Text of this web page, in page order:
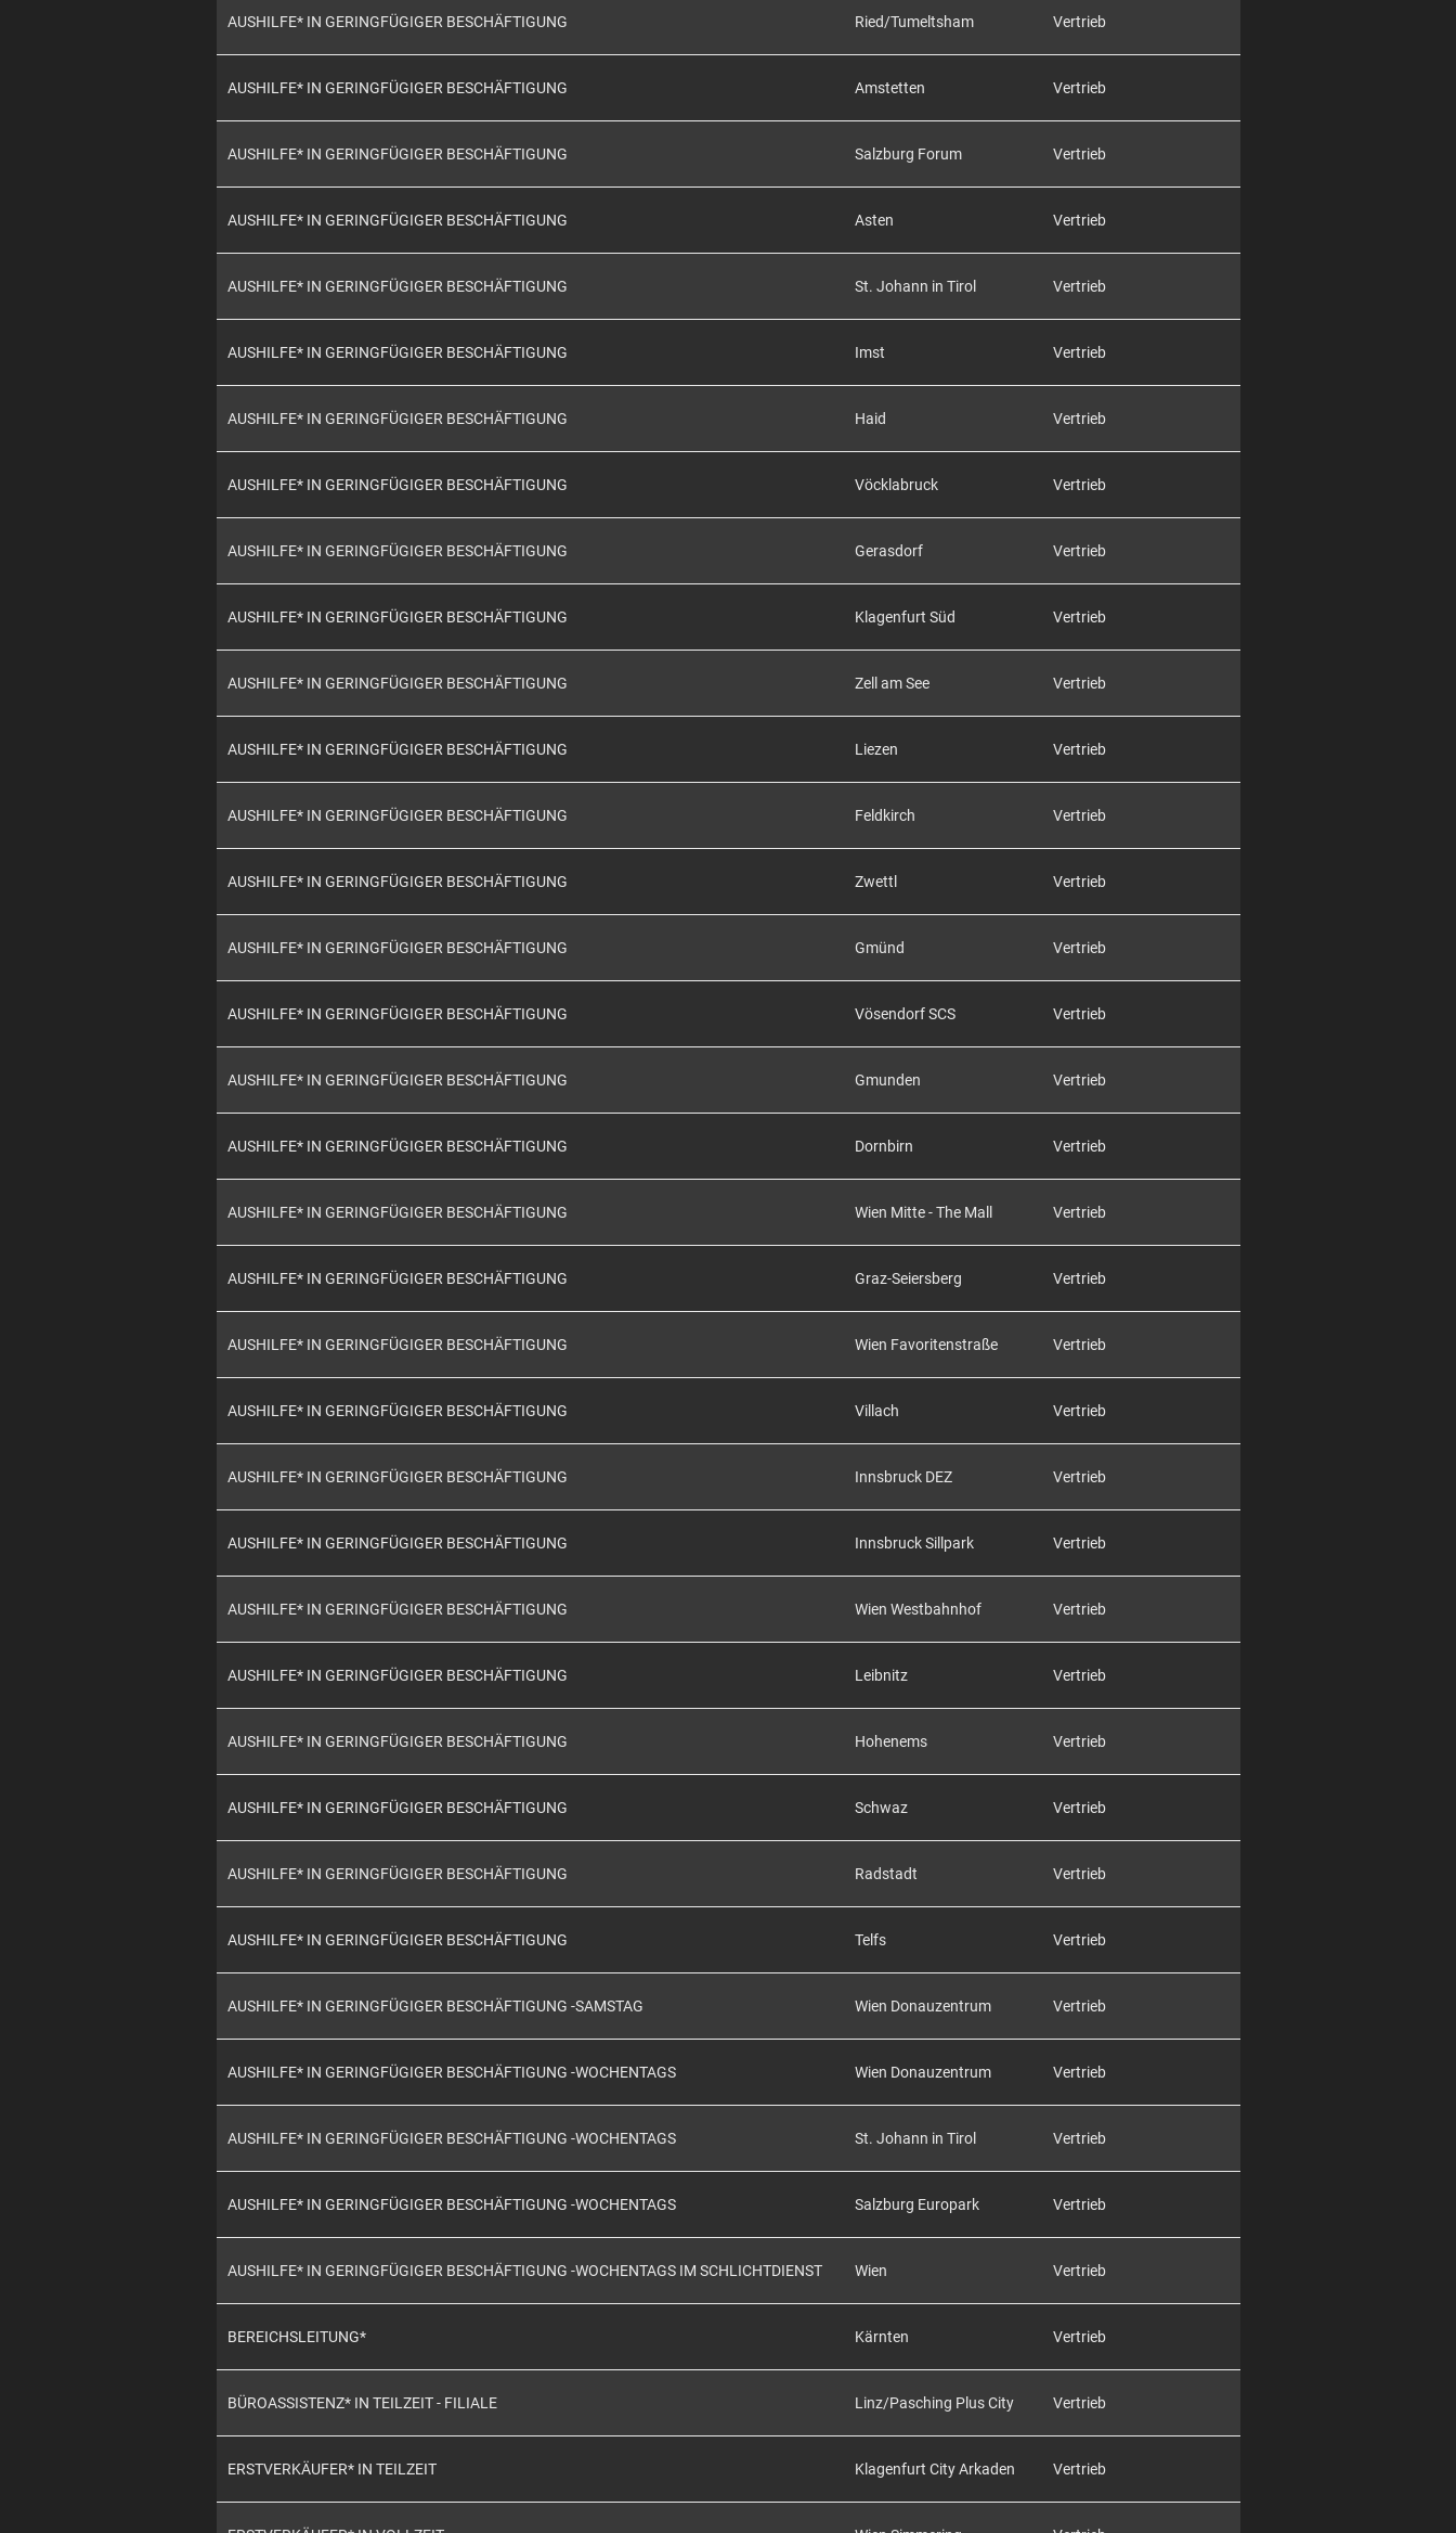
AUSHILFE* IN GERINGFÜGIGER BESCHÄFTIGUNG Ried/Tumeltsham Vertrieb
AUSHILFE* IN GERINGFÜGIGER BESCHÄFTIGUNG Amstetten Vertrieb
AUSHILFE* IN GERINGFÜGIGER BESCHÄFTIGUNG Salzburg Forum Vertrieb
AUSHILFE* IN GERINGFÜGIGER BESCHÄFTIGUNG Asten Vertrieb
AUSHILFE* IN GERINGFÜGIGER BESCHÄFTIGUNG St. Johann in Tirol Vertrieb
AUSHILFE* IN GERINGFÜGIGER BESCHÄFTIGUNG Imst Vertrieb
AUSHILFE* IN GERINGFÜGIGER BESCHÄFTIGUNG Haid Vertrieb
AUSHILFE* IN GERINGFÜGIGER BESCHÄFTIGUNG Vöcklabruck Vertrieb
AUSHILFE* IN GERINGFÜGIGER BESCHÄFTIGUNG Gerasdorf Vertrieb
AUSHILFE* IN GERINGFÜGIGER BESCHÄFTIGUNG Klagenfurt Süd Vertrieb
AUSHILFE* IN GERINGFÜGIGER BESCHÄFTIGUNG Zell am See Vertrieb
AUSHILFE* IN GERINGFÜGIGER BESCHÄFTIGUNG Liezen Vertrieb
AUSHILFE* IN GERINGFÜGIGER BESCHÄFTIGUNG Feldkirch Vertrieb
AUSHILFE* IN GERINGFÜGIGER BESCHÄFTIGUNG Zwettl Vertrieb
AUSHILFE* IN GERINGFÜGIGER BESCHÄFTIGUNG Gmünd Vertrieb
AUSHILFE* IN GERINGFÜGIGER BESCHÄFTIGUNG Vösendorf SCS Vertrieb
AUSHILFE* IN GERINGFÜGIGER BESCHÄFTIGUNG Gmunden Vertrieb
AUSHILFE* IN GERINGFÜGIGER BESCHÄFTIGUNG Dornbirn Vertrieb
AUSHILFE* IN GERINGFÜGIGER BESCHÄFTIGUNG Wien Mitte - The Mall Vertrieb
AUSHILFE* IN GERINGFÜGIGER BESCHÄFTIGUNG Graz-Seiersberg Vertrieb
AUSHILFE* IN GERINGFÜGIGER BESCHÄFTIGUNG Wien Favoritenstraße Vertrieb
AUSHILFE* IN GERINGFÜGIGER BESCHÄFTIGUNG Villach Vertrieb
AUSHILFE* IN GERINGFÜGIGER BESCHÄFTIGUNG Innsbruck DEZ Vertrieb
AUSHILFE* IN GERINGFÜGIGER BESCHÄFTIGUNG Innsbruck Sillpark Vertrieb
AUSHILFE* IN GERINGFÜGIGER BESCHÄFTIGUNG Wien Westbahnhof Vertrieb
AUSHILFE* IN GERINGFÜGIGER BESCHÄFTIGUNG Leibnitz Vertrieb
AUSHILFE* IN GERINGFÜGIGER BESCHÄFTIGUNG Hohenems Vertrieb
AUSHILFE* IN GERINGFÜGIGER BESCHÄFTIGUNG Schwaz Vertrieb
AUSHILFE* IN GERINGFÜGIGER BESCHÄFTIGUNG Radstadt Vertrieb
AUSHILFE* IN GERINGFÜGIGER BESCHÄFTIGUNG Telfs Vertrieb
AUSHILFE* IN GERINGFÜGIGER BESCHÄFTIGUNG -SAMSTAG Wien Donauzentrum Vertrieb
AUSHILFE* IN GERINGFÜGIGER BESCHÄFTIGUNG -WOCHENTAGS Wien Donauzentrum Vertrieb
AUSHILFE* IN GERINGFÜGIGER BESCHÄFTIGUNG -WOCHENTAGS St. Johann in Tirol Vertrieb
AUSHILFE* IN GERINGFÜGIGER BESCHÄFTIGUNG -WOCHENTAGS Salzburg Europark Vertrieb
AUSHILFE* IN GERINGFÜGIGER BESCHÄFTIGUNG -WOCHENTAGS IM SCHLICHTDIENST Wien Vertrieb
BEREICHSLEITUNG* Kärnten Vertrieb
BÜROASSISTENZ* IN TEILZEIT - FILIALE Linz/Pasching Plus City Vertrieb
ERSTVERKÄUFER* IN TEILZEIT Klagenfurt City Arkaden Vertrieb